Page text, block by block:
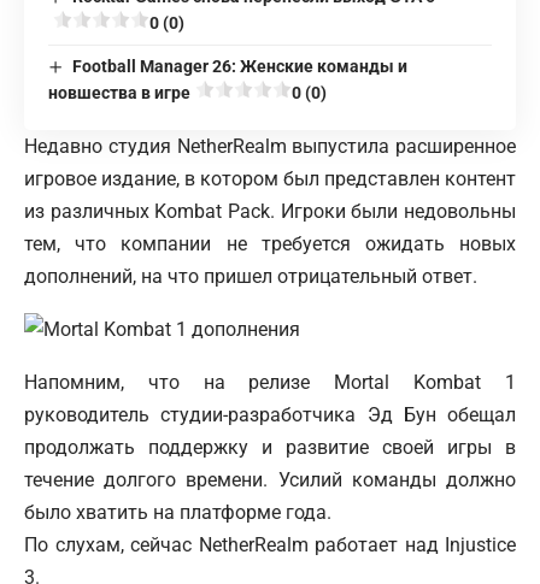
0 (0)
Football Manager 26: Женские команды и
новшества в игре
0 (0)
Недавно студия NetherRealm выпустила расширенное
игровое издание, в котором был представлен контент
из различных Kombat Pack. Игроки были недовольны
тем, что компании не требуется ожидать новых
дополнений, на что пришел отрицательный ответ.
Напомним, что на релизе Mortal Kombat 1
руководитель студии-разработчика Эд Бун обещал
продолжать поддержку и развитие своей игры в
течение долгого времени. Усилий команды должно
было хватить на платформе года.
По слухам, сейчас NetherRealm работает над Injustice
3.